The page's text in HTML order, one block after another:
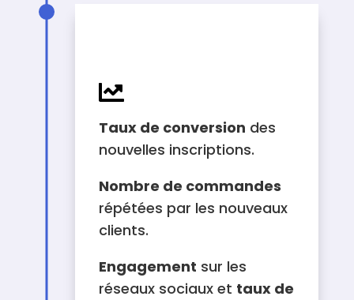

Taux de conversion des
nouvelles inscriptions.
Nombre de commandes
répétées par les nouveaux
clients.
Engagement sur les
réseaux sociaux et taux de